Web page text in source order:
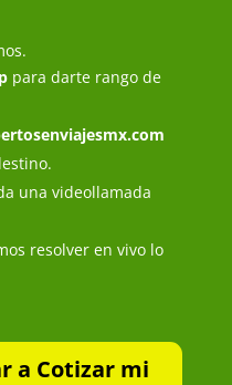
para darte rango de
una videollamada
resolver en vivo lo
a Cotizar mi